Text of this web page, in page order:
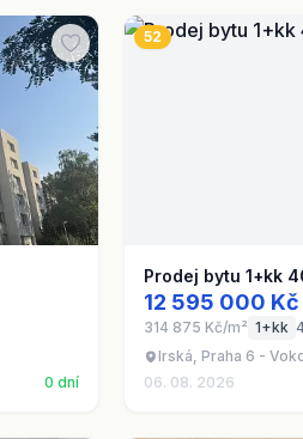
0 dní
52
Prodej bytu 1+kk
12 595 000 Kč
314 875 Kč/m² 1+kk
Irská, Praha 6 -
06. 08. 2026